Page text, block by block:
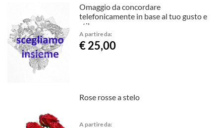
Omaggio da concordare
telefonicamente in base al tuo gusto e
stile.
A partire da:
€ 25,00
Rose rosse a stelo
A partire da: